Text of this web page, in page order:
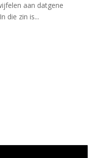
aan datgene
die zin is...